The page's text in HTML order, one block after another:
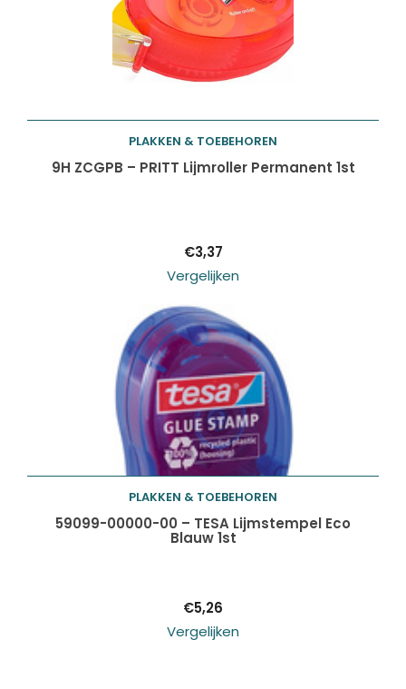
Toevoegen aan
PLAKKEN & TOEBEHOREN
9H ZCGPB – PRITT Lijmroller Permanent 1st
€3,37
Vergelijken
Toevoegen aan
PLAKKEN & TOEBEHOREN
59099-00000-00 – TESA Lijmstempel Eco
Blauw 1st
€5,26
Vergelijken